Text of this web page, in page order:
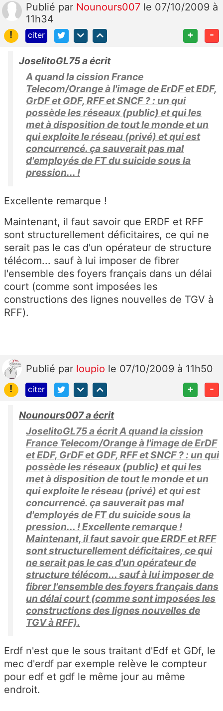
Publié par Nounours007 le 07/10/2009 à
11h34
!
citer + -
JoselitoGL75 a écrit
A quand la cission France
Telecom/Orange à l'image de ErDF et EDF,
GrDF et GDF, RFF et SNCF ? : un qui
possède les réseaux (public) et qui les
met à disposition de tout le monde et un
qui exploite le réseau (privé) et qui est
concurrencé. ça sauverait pas mal
d'employés de FT du suicide sous la
pression... !
Excellente remarque !
Maintenant, il faut savoir que ERDF et RFF
sont structurellement déficitaires, ce qui ne
serait pas le cas d'un opérateur de structure
télécom... sauf à lui imposer de fibrer
l'ensemble des foyers français dans un délai
court (comme sont imposées les
constructions des lignes nouvelles de TGV à
RFF).
Publié par loupio le 07/10/2009 à 11h50
!
citer + -
Nounours007 a écrit
JoselitoGL75 a écrit A quand la cission
France Telecom/Orange à l'image de ErDF
et EDF, GrDF et GDF, RFF et SNCF ? : un qui
possède les réseaux (public) et qui les
met à disposition de tout le monde et un
qui exploite le réseau (privé) et qui est
concurrencé. ça sauverait pas mal
d'employés de FT du suicide sous la
pression... ! Excellente remarque !
Maintenant, il faut savoir que ERDF et RFF
sont structurellement déficitaires, ce qui
ne serait pas le cas d'un opérateur de
structure télécom... sauf à lui imposer de
fibrer l'ensemble des foyers français dans
un délai court (comme sont imposées les
constructions des lignes nouvelles de
TGV à RFF).
Erdf n'est que le sous traitant d'Edf et GDf, le
mec d'erdf par exemple relève le compteur
pour edf et gdf le même jour au même
endroit.